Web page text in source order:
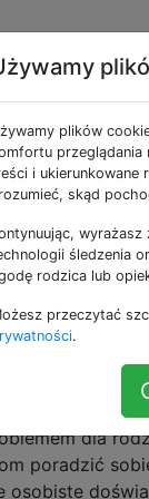
jest bystra,
córkę,
się”,
dla
poradzić
osobiste
plików
przeglądania
i ukierunkowane
skąd
śledzenia
rodzica lub
przeczytać
.